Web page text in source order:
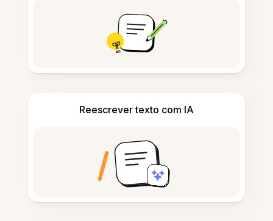
Reescrever texto com IA